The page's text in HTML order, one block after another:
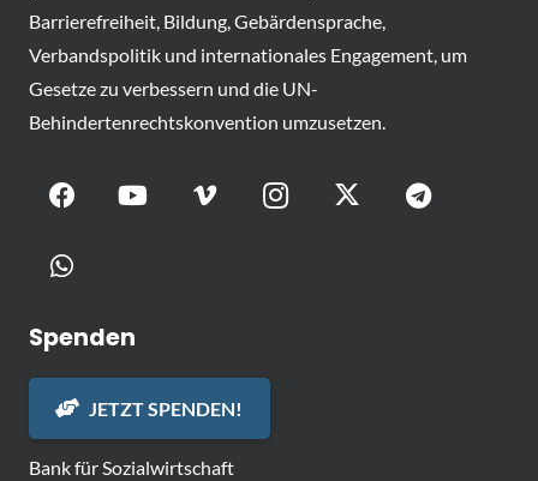
Barrierefreiheit, Bildung, Gebärdensprache,
Verbandspolitik und internationales Engagement, um
Gesetze zu verbessern und die UN-
Behindertenrechtskonvention umzusetzen.
Spenden
JETZT SPENDEN!
Bank für Sozialwirtschaft